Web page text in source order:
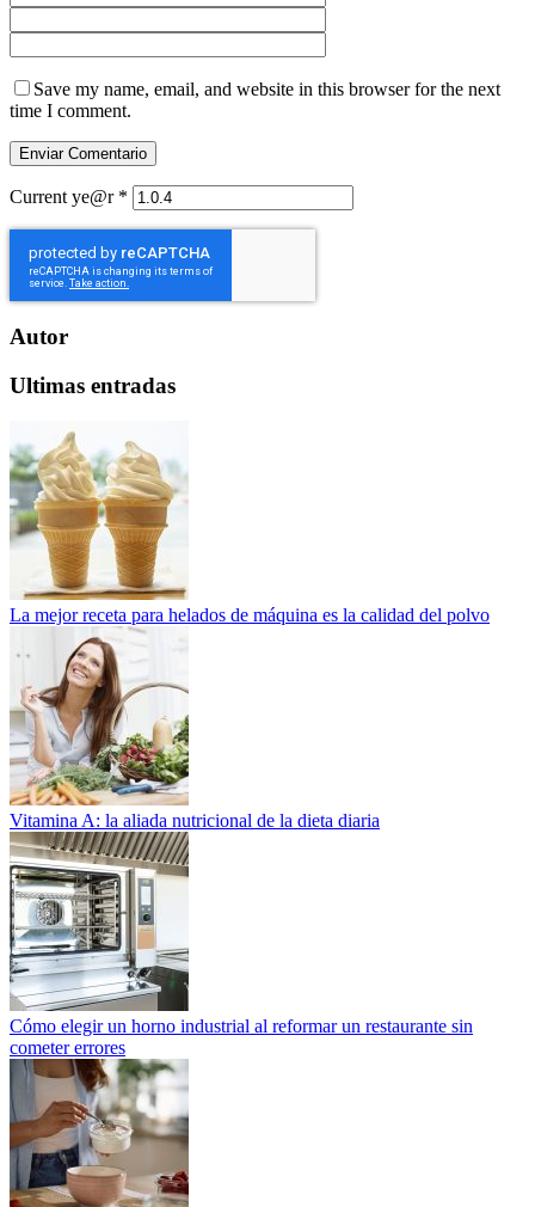
Save my name, email, and website in this browser for the next
time I comment.
Current ye@r *
Autor
Ultimas entradas
La mejor receta para helados de máquina es la calidad del polvo
Vitamina A: la aliada nutricional de la dieta diaria
Cómo elegir un horno industrial al reformar un restaurante sin
cometer errores